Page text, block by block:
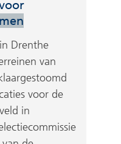
Drenthe
van
voor de
in